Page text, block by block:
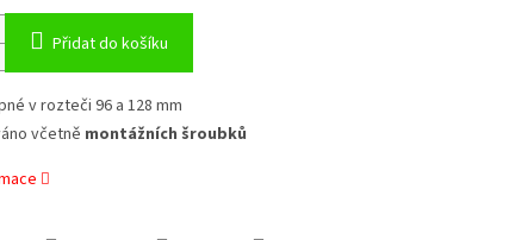
Přidat do košíku
v rozteči 96 a 128 mm
včetně montážních šroubků